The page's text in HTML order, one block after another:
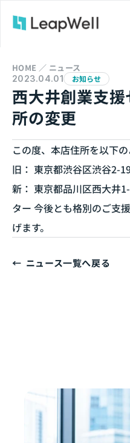
HOME ／ ニュース
2023.04.01 お知らせ
西大井創業支
所の変更
この度、本店住所を以下
旧： 東京都渋谷区渋谷2-
新： 東京都品川区西大井
ター 今後とも格別のご支
げます。
←  ニュース一覧へ戻る